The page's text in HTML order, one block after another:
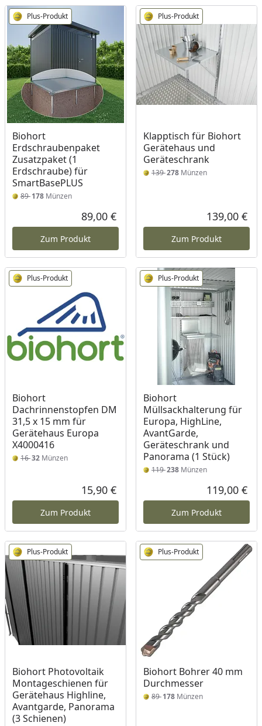
Plus-Produkt
Biohort
Erdschraubenpaket
Zusatzpaket (1
Erdschraube) für
SmartBasePLUS
89178 Münzen
Aktueller Preis
89,00 €
Zum Produkt
Plus-Produkt
Klapptisch für Biohort
Gerätehaus und
Geräteschrank
139278Münzen
139,00 €
Zum Produkt
Plus-Produkt
Biohort
Dachrinnenstopfen DM
31,5 x 15 mm für
Gerätehaus Europa
X4000416
1632 Münzen
Aktueller Preis
15,90 €
Zum Produkt
Plus-Produkt
Biohort
Müllsackhalterung für
Europa, HighLine,
AvantGarde,
Geräteschrank und
Panorama (1 Stück)
119238Münzen
119,00 €
Zum Produkt
Plus-Produkt
Biohort Photovoltaik
Montageschienen für
Gerätehaus Highline,
Avantgarde, Panorama
(3 Schienen)
Plus-Produkt
Biohort Bohrer 40 mm
Durchmesser
89178Münzen